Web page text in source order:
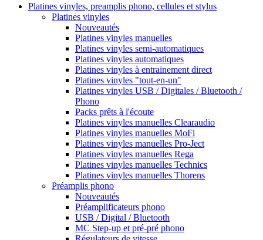
Platines vinyles, preamplis phono, cellules et stylus
Platines vinyles
Nouveautés
Platines vinyles manuelles
Platines vinyles semi-automatiques
Platines vinyles automatiques
Platines vinyles à entrainement direct
Platines vinyles "tout-en-un"
Platines vinyles USB / Digitales / Bluetooth /
Phono
Packs prêts à l'écoute
Platines vinyles manuelles Clearaudio
Platines vinyles manuelles MoFi
Platines vinyles manuelles Pro-Ject
Platines vinyles manuelles Rega
Platines vinyles manuelles Technics
Platines vinyles manuelles Thorens
Préamplis phono
Nouveautés
Préamplificateurs phono
USB / Digital / Bluetooth
MC Step-up et pré-pré phono